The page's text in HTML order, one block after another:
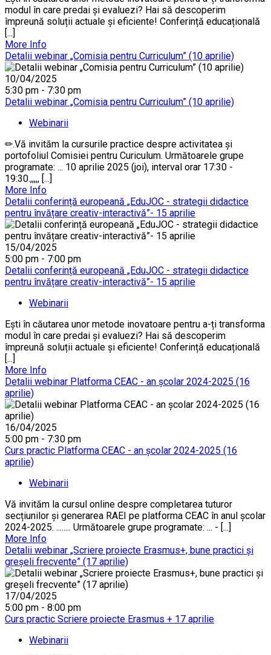
modul în care predai și evaluezi? Hai să descoperim
împreună soluții actuale și eficiente! Conferință educațională
[...]
More Info
Detalii webinar „Comisia pentru Curriculum” (10 aprilie)
10/04/2025
5:30 pm - 7:30 pm
Detalii webinar „Comisia pentru Curriculum” (10 aprilie)
Webinarii
✏.Vă invităm la cursurile practice despre activitatea și
portofoliul Comisiei pentru Curiculum. Următoarele grupe
programate: ... 10 aprilie 2025 (joi), interval orar 17:30 -
19:30.,,,,, [...]
More Info
Detalii conferință europeană „EduJOC - strategii didactice
pentru învățare creativ-interactivă”- 15 aprilie
15/04/2025
5:00 pm - 7:00 pm
Detalii conferință europeană „EduJOC - strategii didactice
pentru învățare creativ-interactivă”- 15 aprilie
Webinarii
Ești în căutarea unor metode inovatoare pentru a-ți transforma
modul în care predai și evaluezi? Hai să descoperim
împreună soluții actuale și eficiente! Conferință educațională
[...]
More Info
Detalii webinar Platforma CEAC - an școlar 2024-2025 (16
aprilie)
16/04/2025
5:00 pm - 7:30 pm
Curs practic Platforma CEAC - an școlar 2024-2025 (16
aprilie)
Webinarii
Vă invităm la cursul online despre completarea tuturor
secțiunilor și generarea RAEI pe platforma CEAC în anul școlar
2024-2025. ........ Următoarele grupe programate: ... - [...]
More Info
Detalii webinar „Scriere proiecte Erasmus+, bune practici și
greșeli frecvente” (17 aprilie)
17/04/2025
5:00 pm - 8:00 pm
Curs practic Scriere proiecte Erasmus + 17 aprilie
Webinarii